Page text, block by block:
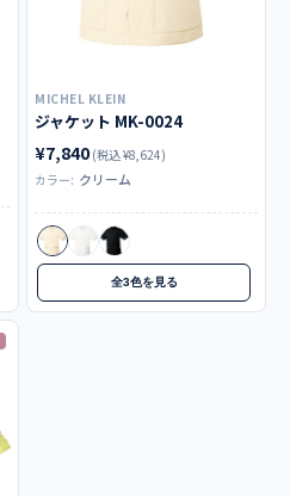
MICHEL KLEIN
ジャケット MK-0024
¥7,840 (税込 ¥8,624)
カラー: クリーム
全3色を見る